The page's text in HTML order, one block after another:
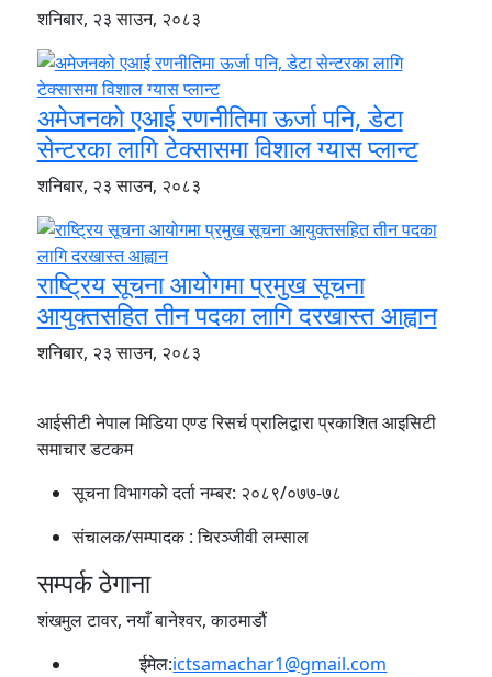
शनिबार, २३ साउन, २०८३
अमेजनको एआई रणनीतिमा ऊर्जा पनि, डेटा
सेन्टरका लागि टेक्सासमा विशाल ग्यास प्लान्ट
शनिबार, २३ साउन, २०८३
राष्ट्रिय सूचना आयोगमा प्रमुख सूचना
आयुक्तसहित तीन पदका लागि दरखास्त आह्वान
शनिबार, २३ साउन, २०८३
आईसीटी नेपाल मिडिया एण्ड रिसर्च प्रालिद्वारा प्रकाशित आइसिटी
समाचार डटकम
सूचना विभागको दर्ता नम्बर: २०८९/०७७-७८
संचालक/सम्पादक :चिरञ्जीवी लम्साल
सम्पर्क ठेगाना
शंखमुल टावर, नयाँ बानेश्वर, काठमाडौं
ईमेल:ictsamachar1@gmail.com